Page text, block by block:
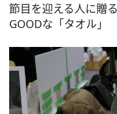
節目を迎える人に贈
GOODな「タオル」